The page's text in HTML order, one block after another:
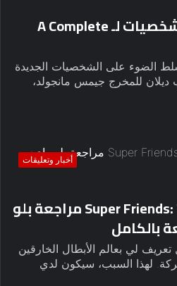
تم إصدار ملصقات الشخصيات لـ A Complete
الضوء على الشخصيات الجديدة
ديلان للمخرج جيمس مانجولد،
أخبار وتعليقات
Super Friends: The Complete Series مراجعة بلو
بالكامل
لي بعالم الأبطال الخارقين
لهذا السبب، سيكون لدي